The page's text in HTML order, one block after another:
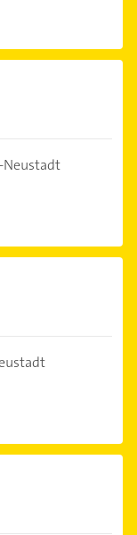
Neustadt